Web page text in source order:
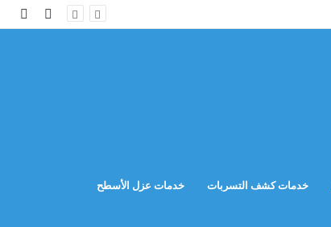
مقال
خدمات كشف التسربات خدمات عزل الأسطح